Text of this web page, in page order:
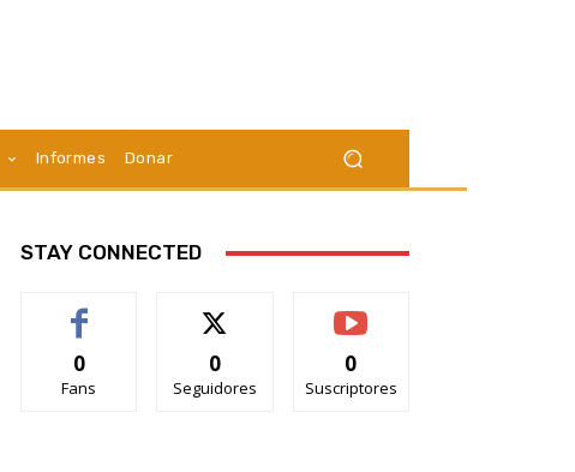
Informes Donar
STAY CONNECTED
0
Fans
0
Seguidores
0
Suscriptores